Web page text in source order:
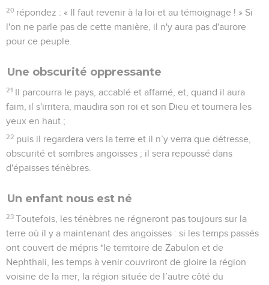
20 répondez : « Il faut revenir à la loi et au témoignage ! » Si
l'on ne parle pas de cette manière, il n'y aura pas d'aurore
pour ce peuple.
Une obscurité oppressante
21 Il parcourra le pays, accablé et affamé, et, quand il aura
faim, il s'irritera, maudira son roi et son Dieu et tournera les
yeux en haut ;
22 puis il regardera vers la terre et il n’y verra que détresse,
obscurité et sombres angoisses ; il sera repoussé dans
d'épaisses ténèbres.
Un enfant nous est né
23 Toutefois, les ténèbres ne régneront pas toujours sur la
terre où il y a maintenant des angoisses : si les temps passés
ont couvert de mépris *le territoire de Zabulon et de
Nephthali, les temps à venir couvriront de gloire la région
voisine de la mer, la région située de l’autre côté du